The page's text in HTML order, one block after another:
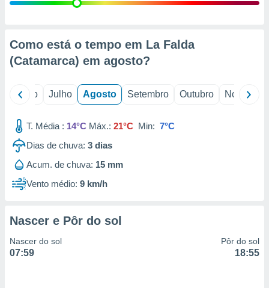
através
estudos
1199
Como está o tempo em La Falda
(Catamarca) em agosto?
Junho Julho Agosto Setembro Outubro Novembro
T. Média : 14°C Máx.: 21°C Min: 7°C
Dias de chuva: 3 dias
Acum. de chuva: 15 mm
Vento médio: 9 km/h
Nascer e Pôr do sol
Nascer do sol
07:59
Pôr do sol
18:55